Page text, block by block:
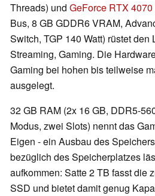
Threads) und GeForce RTX 4070
Bus, 8 GB GDDR6 VRAM,
Switch, TGP 140 Watt) rüstet den
Streaming, Gaming. Die
Gaming bei hohen bis teilweise
ausgelegt.
32 GB RAM (2x 16 GB, DDR5-
Modus, zwei Slots) nennt das
Eigen - ein Ausbau des
bezüglich des Speicherplatzes
aufkommen: Satte 2 TB fasst die
SSD und bietet damit genug